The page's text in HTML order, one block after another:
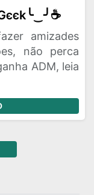
amizades
não perca
ADM, leia